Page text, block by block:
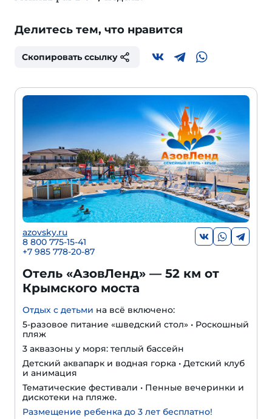
Делитесь тем, что нравится
Скопировать ссылку
azovsky.ru
8 800 775-15-41
+7 985 778-20-87
Отель «АзовЛенд» — 52 км от
Крымского моста
Отдых с детьми на всё включено:
5-разовое питание «шведский стол» • Роскошный
пляж
3 аквазоны у моря: теплый бассейн
Детский аквапарк и водная горка • Детский клуб
и анимация
Тематические фестивали • Пенные вечеринки и
дискотеки на пляже.
Размещение ребенка до 3 лет бесплатно!